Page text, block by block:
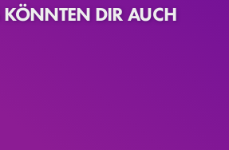
KÖNNTEN DIR AUCH